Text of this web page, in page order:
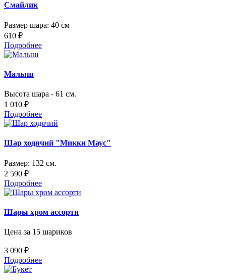
Смайлик
Размер шара: 40 см
610 ₽
Подробнее
Малыш
Высота шара - 61 см.
1 010 ₽
Подробнее
Шар ходячий "Микки Маус"
Размер: 132 см.
2 590 ₽
Подробнее
Шары хром ассорти
Цена за 15 шариков
3 090 ₽
Подробнее